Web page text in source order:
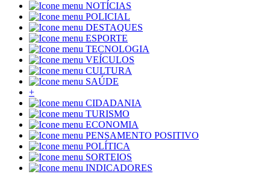
NOTÍCIAS
POLICIAL
DESTAQUES
ESPORTE
TECNOLOGIA
VEÍCULOS
CULTURA
SAÚDE
+
CIDADANIA
TURISMO
ECONOMIA
PENSAMENTO POSITIVO
POLÍTICA
SORTEIOS
INDICADORES